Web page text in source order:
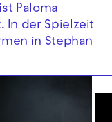
Paloma
In der Spielzeit
in Stephan